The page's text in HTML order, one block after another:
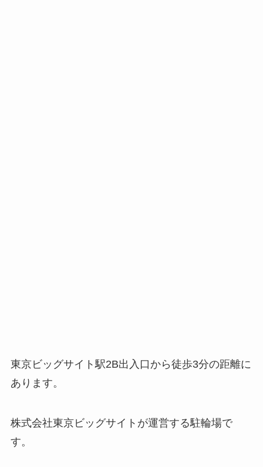
東京ビッグサイト駅2B出入口から徒歩3分の距離に
あります。
株式会社東京ビッグサイトが運営する駐輪場で
す。